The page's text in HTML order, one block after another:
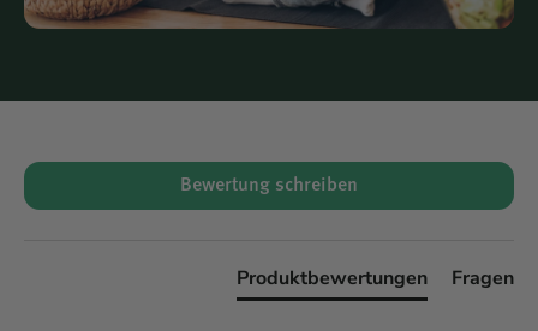
sowohl zu aktiven als auch zu regenerativen
Lebensphasen.
Bewertung schreiben
Produktbewertungen Fragen
New content loaded